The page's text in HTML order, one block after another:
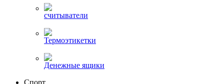
считыватели
Термоэтикетки
Денежные ящики
Спорт